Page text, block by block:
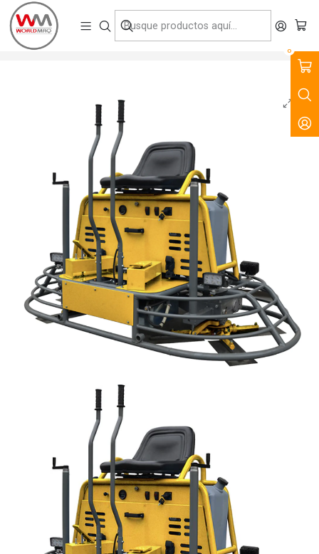
0
VENTA, ARRIENDO Y SERVICIO DE MAQUINARIA PARA LA
CONSTRUCCIÓN, MINERÍA E INDUSTRIA.
Inicio Productos Tecnología del Hormigón
Alisadora de Pavimento Doble Cimar 36"